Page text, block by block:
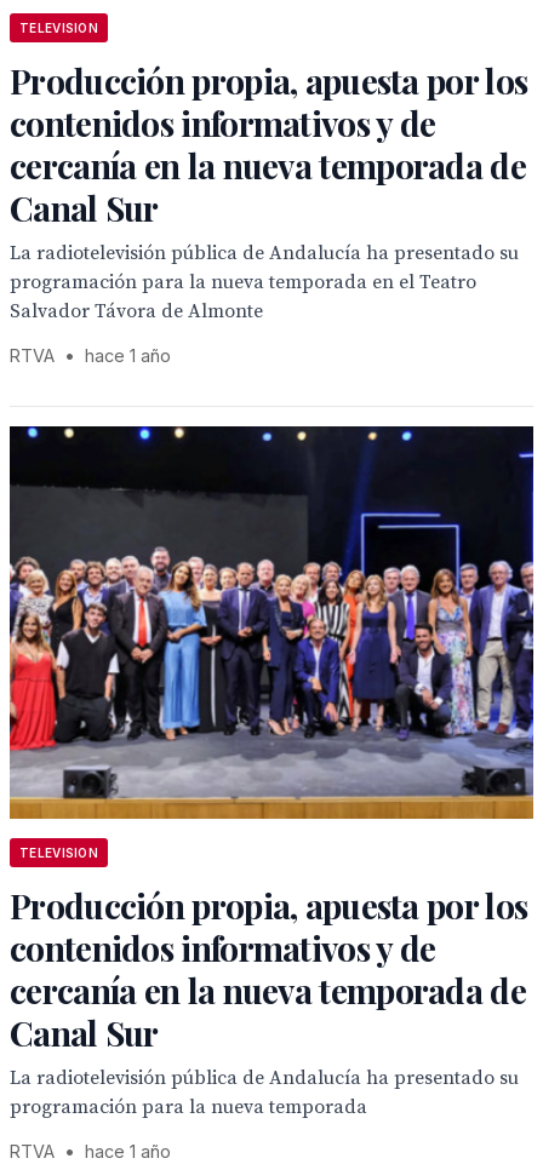
TELEVISION
Producción propia, apuesta por los
contenidos informativos y de
cercanía en la nueva temporada de
Canal Sur
La radiotelevisión pública de Andalucía ha presentado su
programación para la nueva temporada en el Teatro
Salvador Távora de Almonte
RTVA • hace 1 año
TELEVISION
Producción propia, apuesta por los
contenidos informativos y de
cercanía en la nueva temporada de
Canal Sur
La radiotelevisión pública de Andalucía ha presentado su
programación para la nueva temporada
RTVA • hace 1 año